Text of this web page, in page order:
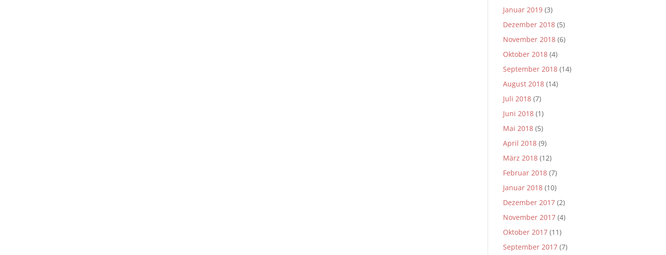
Januar 2019 (3)
Dezember 2018 (5)
November 2018 (6)
Oktober 2018 (4)
September 2018 (14)
August 2018 (14)
Juli 2018 (7)
Juni 2018 (1)
Mai 2018 (5)
April 2018 (9)
März 2018 (12)
Februar 2018 (7)
Januar 2018 (10)
Dezember 2017 (2)
November 2017 (4)
Oktober 2017 (11)
September 2017 (7)